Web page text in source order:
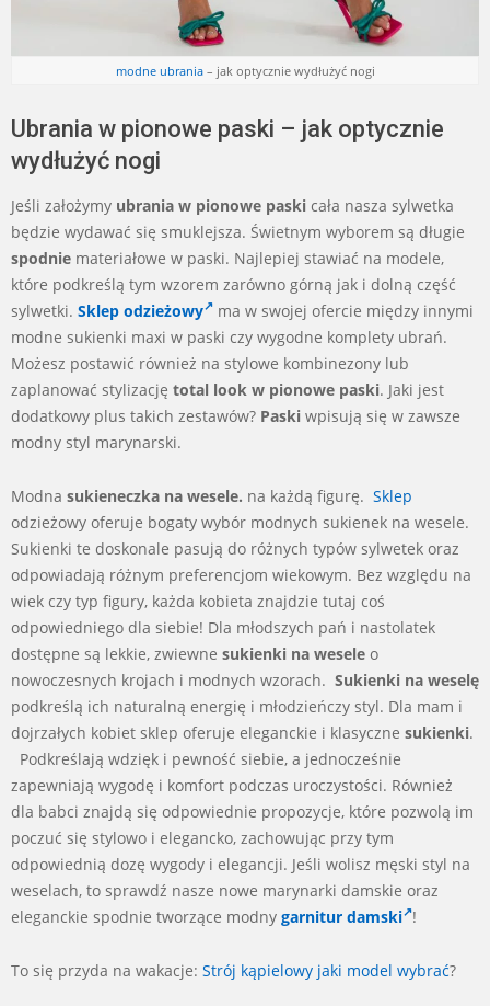
modne ubrania– jak optycznie wydłużyć nogi
Ubrania w pionowe paski – jak optycznie
wydłużyć nogi
Jeśli założymy ubrania w pionowe paski cała nasza sylwetka
będzie wydawać się smuklejsza. Świetnym wyborem są długie
spodnie materiałowe w paski. Najlepiej stawiać na modele,
które podkreślą tym wzorem zarówno górną jak i dolną część
sylwetki. Sklep odzieżowy
ma w swojej ofercie między innymi
modne sukienki maxi w paski czy wygodne komplety ubrań.
Możesz postawić również na stylowe kombinezony lub
zaplanować stylizację total look w pionowe paski. Jaki jest
dodatkowy plus takich zestawów? Paski wpisują się w zawsze
modny styl marynarski.
Modna sukieneczka na wesele. na każdą figurę. Sklep
odzieżowy oferuje bogaty wybór modnych sukienek na wesele.
Sukienki te doskonale pasują do różnych typów sylwetek oraz
odpowiadają różnym preferencjom wiekowym. Bez względu na
wiek czy typ figury, każda kobieta znajdzie tutaj coś
odpowiedniego dla siebie! Dla młodszych pań i nastolatek
dostępne są lekkie, zwiewne sukienki na wesele o
nowoczesnych krojach i modnych wzorach. Sukienki na weselę
podkreślą ich naturalną energię i młodzieńczy styl. Dla mam i
dojrzałych kobiet sklep oferuje eleganckie i klasyczne sukienki.
Podkreślają wdzięk i pewność siebie, a jednocześnie
zapewniają wygodę i komfort podczas uroczystości. Również
dla babci znajdą się odpowiednie propozycje, które pozwolą im
poczuć się stylowo i elegancko, zachowując przy tym
odpowiednią dozę wygody i elegancji. Jeśli wolisz męski styl na
weselach, to sprawdź nasze nowe marynarki damskie oraz
eleganckie spodnie tworzące modny garnitur damski !
To się przyda na wakacje: Strój kąpielowy jaki model wybrać?